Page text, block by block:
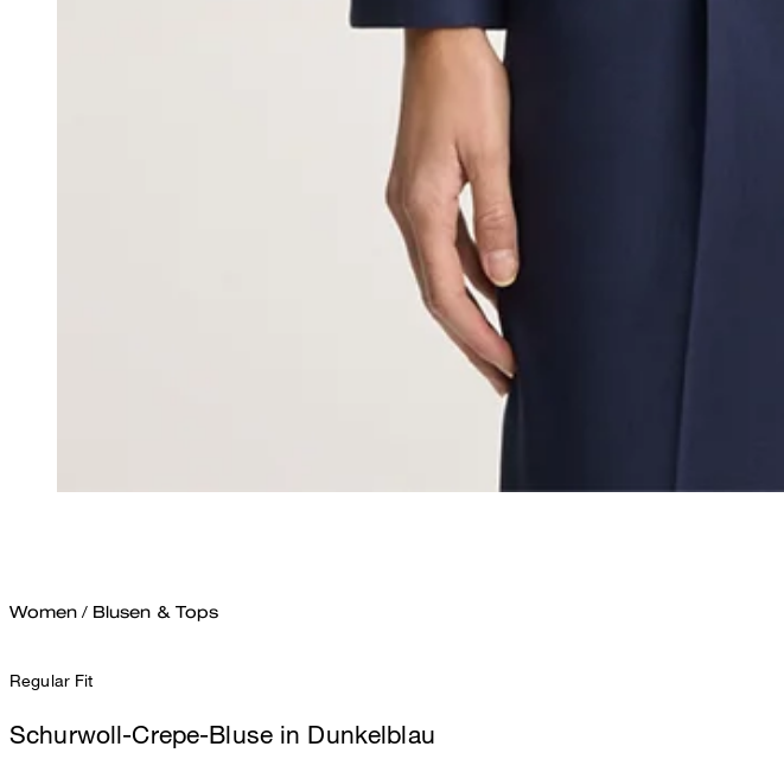
Women / Blusen & Tops
Regular Fit
Schurwoll-Crepe-Bluse in Dunkelblau